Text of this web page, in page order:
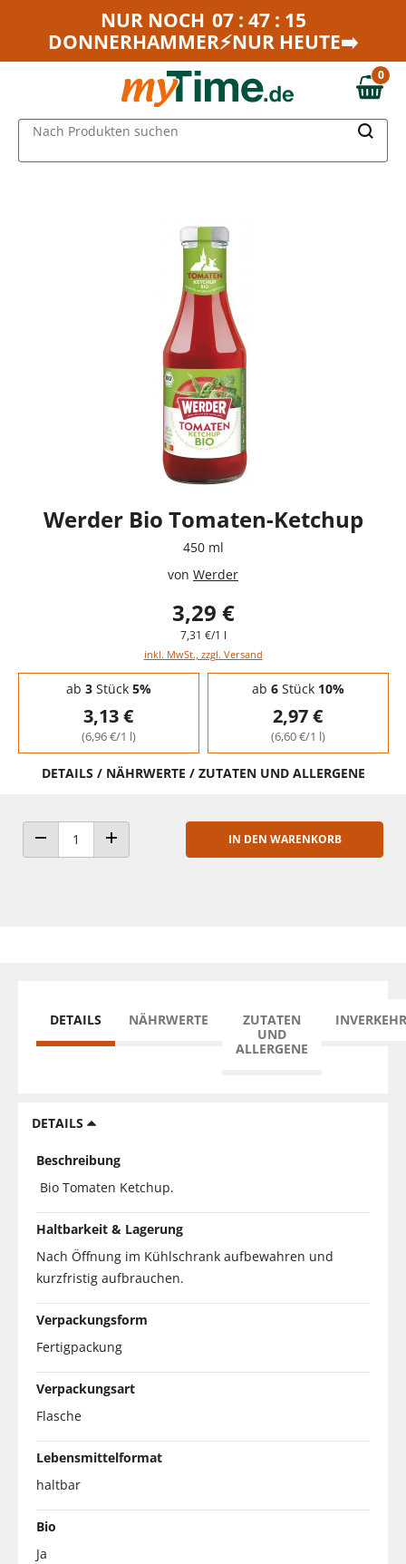
Zum Hauptinhalt springen
Zur Navigation springen
NUR NOCH 07 : 47 : 15
DONNERHAMMER⚡NUR HEUTE➡️
0,00 €
0
Nach Produkten suchen
Werder Bio Tomaten-Ketchup
450 ml
von Werder
3,29 €
7,31 €/1 l
inkl. MwSt., zzgl. Versand
Staffelpreise - Mengenrabatt
ab 3Stück 5%
3,13 €
(6,96 €/1 l)
ab 6Stück 10%
2,97 €
(6,60 €/1 l)
DETAILS / NÄHRWERTE / ZUTATEN UND ALLERGENE
ANZAHL VERRINGERNANZAHL ERHÖHEN
IN DEN WARENKORB
DETAILS NÄHRWERTE
ZUTATEN
UND
ALLERGENE
DETAILS
Beschreibung
Bio Tomaten Ketchup.
Haltbarkeit & Lagerung
Nach Öffnung im Kühlschrank aufbewahren und
kurzfristig aufbrauchen.
Verpackungsform
Fertigpackung
Verpackungsart
Flasche
Lebensmittelformat
haltbar
Bio
Ja